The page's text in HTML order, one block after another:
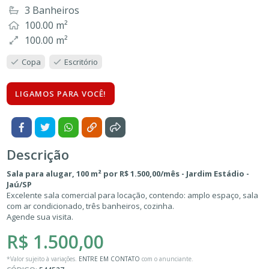
3 Banheiros
100.00 m²
100.00 m²
Copa Escritório
LIGAMOS PARA VOCÊ!
Descrição
Sala para alugar, 100 m² por R$ 1.500,00/mês - Jardim Estádio -
Jaú/SP
Excelente sala comercial para locação, contendo: amplo espaço, sala
com ar condicionado, três banheiros, cozinha.
Agende sua visita.
R$ 1.500,00
*Valor sujeito à variações. ENTRE EM CONTATO com o anunciante.